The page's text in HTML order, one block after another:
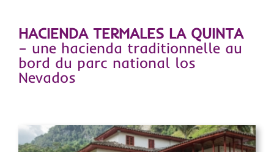
HACIENDA TERMALES LA QUINTA
– une hacienda traditionnelle au
bord du parc national los
Nevados